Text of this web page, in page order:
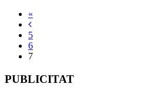
«
5
6
7
PUBLICITAT